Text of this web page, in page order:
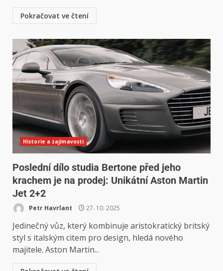
Pokračovat ve čtení
Historie a zajímavosti
Poslední dílo studia Bertone před jeho
krachem je na prodej: Unikátní Aston Martin
Jet 2+2
Petr Havrlant 27. 10. 2025
Jedinečný vůz, který kombinuje aristokratický britský
styl s italským citem pro design, hledá nového
majitele. Aston Martin...